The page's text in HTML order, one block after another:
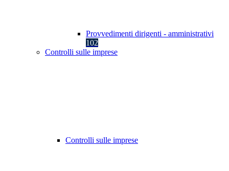
Provvedimenti dirigenti - amministrativi
102
Controlli sulle imprese
Controlli sulle imprese